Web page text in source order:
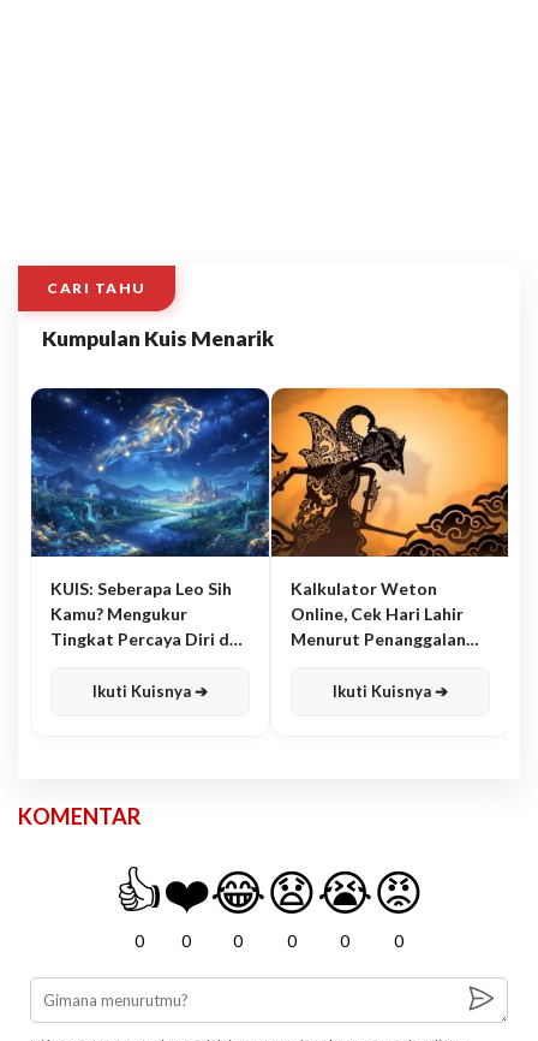
CARI TAHU
Kumpulan Kuis Menarik
KUIS: Seberapa Leo Sih
Kamu? Mengukur
Tingkat Percaya Diri dan
Ikuti Kuisnya ➔
Kalkulator Weton
Online, Cek Hari Lahir
Menurut Penanggalan
Ikuti Kuisnya ➔
KOMENTAR
👍
0
❤️
0
😂
0
😧
0
😭
0
😡
0